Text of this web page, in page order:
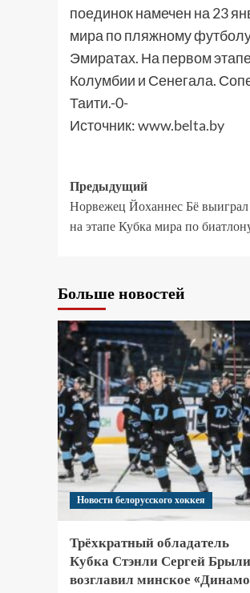
поединок намечен на 23
мира по пляжному
Эмиратах. На первом
Колумбии и Сенегала.
Таити.-0-
Источник:www.belta.by
Предыдущий
Норвежец Йоханнес Бё
на этапе Кубка мира по
Больше новостей
Новости белорусского хоккея
Трёхкратный обладатель
Кубка Стэнли Сергей
возглавил минское